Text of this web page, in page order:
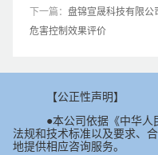
下一篇： 盘锦宣晟科技有限
危害控制效果评价
【公正性声明】
●本公司依据《中华人
法规和技术标准以及要求、
地提供相应咨询服务。